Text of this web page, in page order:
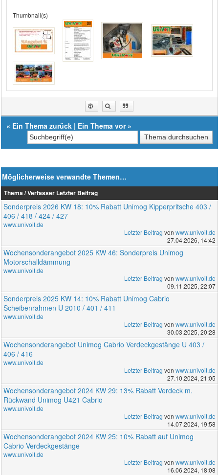
Thumbnail(s)
« Ein Thema zurück | Ein Thema vor»
Möglicherweise verwandte Themen…
Thema / Verfasser Letzter Beitrag
Sonderpreis 2026 KW 18: 10% Rabatt Unimog Kipperpritsche 403 /
406 / 418 / 424 / 427
www.univoit.de
Letzter Beitrag von www.univoit.de
27.04.2026, 14:42
Wochensonderangebot 2025 KW 46: Sonderpreis Unimog
Motorschalldämmung
www.univoit.de
Letzter Beitrag von www.univoit.de
09.11.2025, 22:07
Sonderpreis 2025 KW 14: 10% Rabatt Unimog Cabrio
Scheibenrahmen U 2010 / 401 / 411
www.univoit.de
Letzter Beitrag von www.univoit.de
30.03.2025, 20:28
Wochensonderangebot Unimog Cabrio Verdeckgestänge U 403 /
406 / 416
www.univoit.de
Letzter Beitrag von www.univoit.de
27.10.2024, 21:05
Wochensonderangebot 2024 KW 29: 13% Rabatt Verdeck m.
Rückwand Unimog U421 Cabrio
www.univoit.de
Letzter Beitrag von www.univoit.de
14.07.2024, 19:58
Wochensonderangebot 2024 KW 25: 10% Rabatt auf Unimog
Cabrio Verdeckgestänge
www.univoit.de
Letzter Beitrag von www.univoit.de
16.06.2024, 18:08